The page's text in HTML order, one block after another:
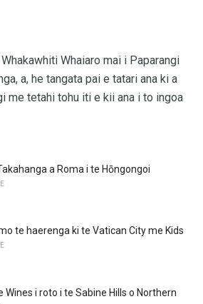
Whaiaro mai i Paparangi
a, he tangata pai e tatari ana ki a
me tetahi tohu iti e kii ana i to ingoa
a Roma i te Hōngongoi
te haerenga ki te Vatican City me Kids
Wines i roto i te Sabine Hills o Northern